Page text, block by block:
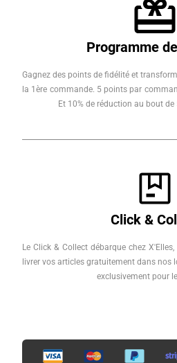
Programme
Gagnez des points de fidélité et
la 1ère commande. 5 points par
Et 10% de réduction au bout
Click &
Le Click & Collect débarque chez
livrer vos articles gratuitement dans nos
exclusivement pour